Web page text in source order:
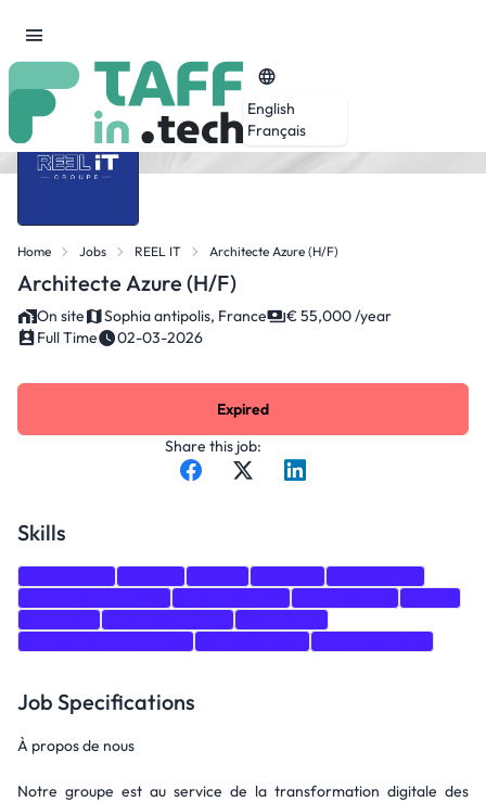
English
Français
Home Jobs REEL IT Architecte Azure (H/F)
Architecte Azure (H/F)
On site Sophia antipolis, France
€ 55,000 /year
Full Time
02-03-2026
Share this job:
Expired
Skills
Job Specifications
À propos de nous
Notre groupe est au service de la transformation digitale des